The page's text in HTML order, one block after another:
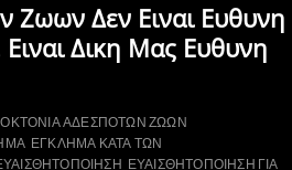
Ζωων Δεν Ειναι Ευθυνη
Δικη Μας Ευθυνη
ΑΔΕΣΠΟΤΩΝ ΖΩΩΝ
ΕΓΚΛΗΜΑ ΚΑΤΑ ΤΩΝ
ΕΥΑΙΣΘΗΤΟΠΟΙΗΣΗ ΓΙΑ